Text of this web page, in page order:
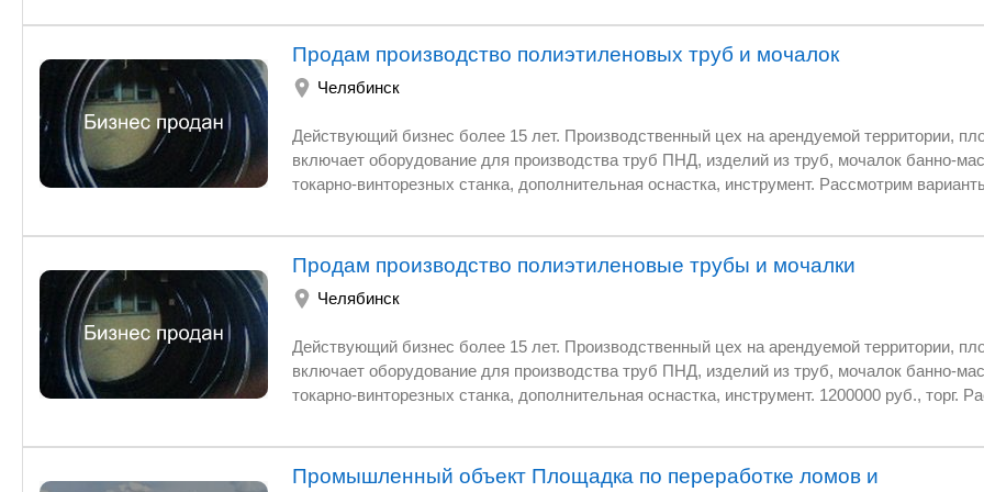
жерновая,сушильный шкаф 1 м3,насосы химические,рН метр промышленный патроны
8м2,индукционный нагреватель,шнековый транспортер ,компрессор и т.д. Управление
Продам производство полиэтиленовых труб и мочалок
Челябинск
Действующий бизнес более 15 лет. Производственный цех на арендуемой территории,
включает оборудование для производства труб ПНД, изделий из труб, мочалок банно-
токарно-винторезных станка, дополнительная оснастка, инструмент. Рассмотрим
Продам производство полиэтиленовые трубы и мочалки
Челябинск
Действующий бизнес более 15 лет. Производственный цех на арендуемой территории,
включает оборудование для производства труб ПНД, изделий из труб, мочалок банно-
токарно-винторезных станка, дополнительная оснастка, инструмент. 1200000 руб., торг.
Промышленный объект Площадка по переработке ломов и